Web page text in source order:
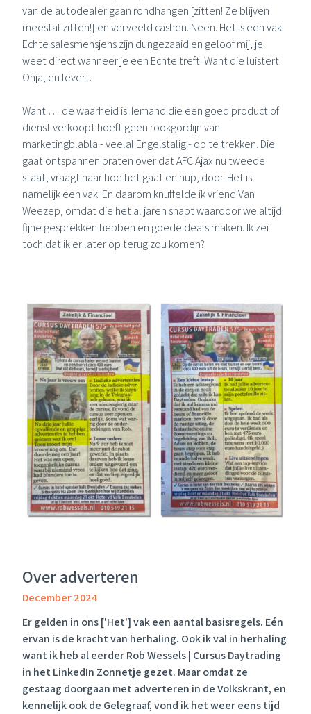
van de autodealer gaan rondhangen [zitten! Ze blijven
meestal zitten!] en verveeld cashen. Neen. Het is een vak.
Echte salesmensjens zijn dungezaaid en geloof mij, je
weet direct wanneer je een Echte treft. Want die luistert.
Ohja, en levert.
Want … de waarheid is. Iemand die een goed product of
dienst verkoopt hoeft geen rookgordijn van
marketingblabla - veelal Engelstalig - op te trekken. Die
gaat ontspannen praten over datAFC Ajaxnu tweede
staat, vraagt naar hoe het gaat en hup, door. Het is
namelijk een vak. En daarom knuffelde ik vriend Van
Weezep, omdat die het al jaren snapt waardoor we altijd
fijne gesprekken hebben en goede deals maken. Ik zei
toch dat ik er later op terug zou komen?
Over adverteren
December 2024
Er gelden in ons ['Het'] vak een aantal basisregels. Eén
ervan is de kracht van herhaling. Ook ik val in herhaling
want ik heb al eerderRob Wessels | Cursus Daytrading
in het LinkedIn Zonnetje gezet. Maar omdat ze
gestaag doorgaan met adverteren in de Volkskrant, en
kennelijk ook de Gelegraaf, vond ik het weer eens tijd